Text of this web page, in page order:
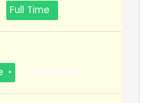
Full Time
Recomanda